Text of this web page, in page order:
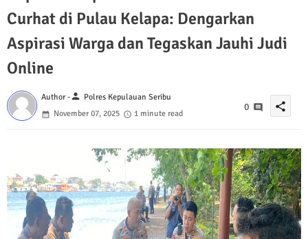
Curhat di Pulau Kelapa: Dengarkan
Aspirasi Warga dan Tegaskan Jauhi Judi
Online
Author -person Polres Kepulauan Seribu
November 07, 2025
1 minute read
0 share